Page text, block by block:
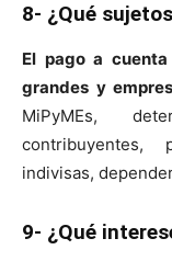
8- ¿Qué
El pago a
grandes y
MiPyMEs,
contribuyentes,
indivisas,
9- ¿Qué